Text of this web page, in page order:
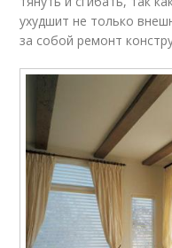
ухудшит не только
за собой ремонт